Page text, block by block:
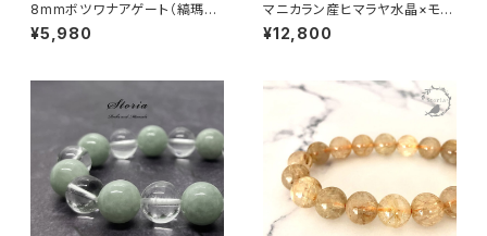
8mmボツワナアゲート（縞瑪
瑙）ブレスレット
¥5,980
マニカラン産ヒマラヤ水晶×モリ
オン（黒水晶）12mm珠 ブレスレ
ット
¥12,800